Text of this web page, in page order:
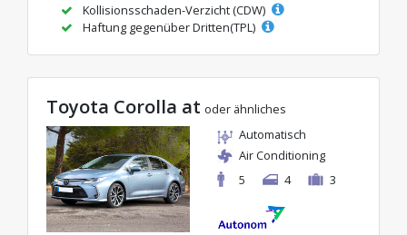
Kollisionsschaden-Verzicht (CDW)
Haftung gegenüber Dritten(TPL)
Toyota Corolla at oder ähnliches
Automatisch
Air Conditioning
5
4 3